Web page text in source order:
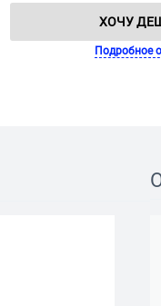
ХОЧУ
Подробное